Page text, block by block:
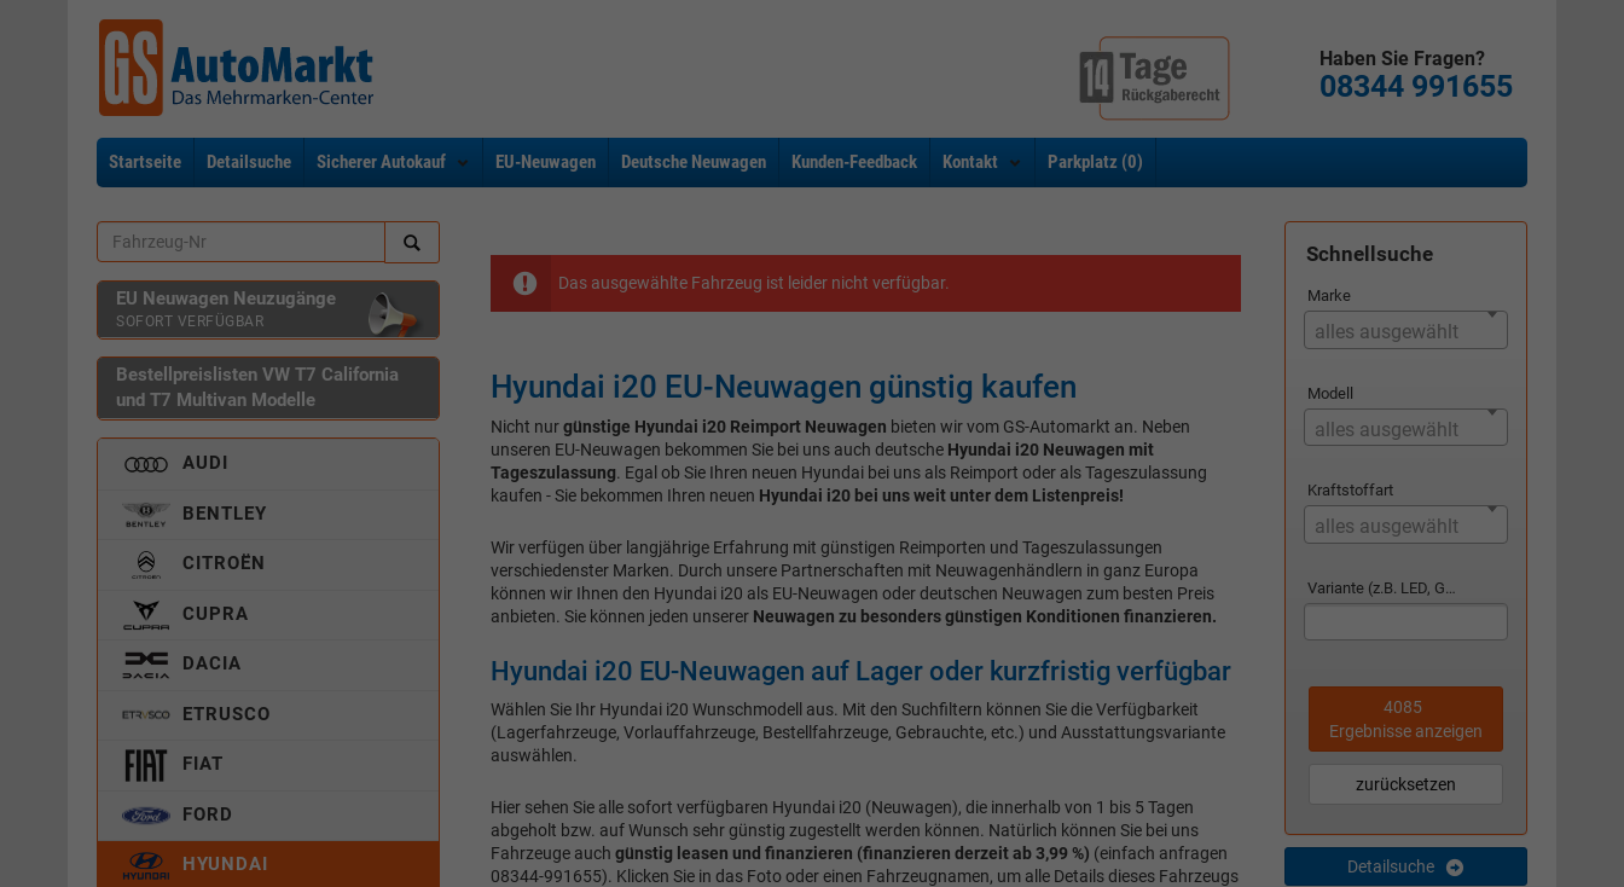
Haben Sie Fragen?
08344 991655
Startseite Detailsuche Sicherer Autokauf EU-Neuwagen Deutsche Neuwagen Kunden-Feedback Kontakt Parkplatz (0)
Das ausgewählte Fahrzeug ist leider nicht verfügbar.
Hyundai i20 EU-Neuwagen günstig kaufen
Nicht nurgünstige Hyundai i20 Reimport Neuwagen bieten wir vom GS-Automarkt an. Neben
unseren EU-Neuwagen bekommen Sie bei uns auch deutsche Hyundai i20 Neuwagen mit
Tageszulassung. Egal ob Sie Ihren neuen Hyundai bei uns als Reimport oder als Tageszulassung
kaufen - Sie bekommen Ihren neuen Hyundai i20 bei uns weit unter dem Listenpreis!
Wir verfügen über langjährige Erfahrung mit günstigen Reimporten und Tageszulassungen
verschiedenster Marken. Durch unsere Partnerschaften mit Neuwagenhändlern in ganz Europa
können wir Ihnen den Hyundai i20 als EU-Neuwagen oder deutschen Neuwagen zum besten Preis
anbieten. Sie können jeden unserer Neuwagen zu besonders günstigen Konditionen finanzieren.
Hyundai i20 EU-Neuwagen auf Lager oder kurzfristig verfügbar
Wählen Sie Ihr Hyundai i20 Wunschmodell aus. Mit den Suchfiltern können Sie die Verfügbarkeit
(Lagerfahrzeuge, Vorlauffahrzeuge, Bestellfahrzeuge, Gebrauchte, etc.) und Ausstattungsvariante
auswählen.
Hier sehen Sie alle sofort verfügbaren Hyundai i20 (Neuwagen), die innerhalb von 1 bis 5 Tagen
abgeholt bzw. auf Wunsch sehr günstig zugestellt werden können. Natürlich können Sie bei uns
Fahrzeuge auch günstig leasen und finanzieren (finanzieren derzeit ab 3,99 %) (einfach anfragen
08344-991655). Klicken Sie in das Foto oder einen Fahrzeugnamen, um alle Details dieses Fahrzeugs
EU Neuwagen Neuzugänge
SOFORT VERFÜGBAR
Bestellpreislisten VW T7 California
und T7 Multivan Modelle
AUDI
BENTLEY
CITROËN
CUPRA
DACIA
ETRUSCO
FIAT
FORD
HYUNDAI
Schnellsuche
Marke
alles ausgewählt
Modell
alles ausgewählt
Kraftstoffart
alles ausgewählt
Variante (z.B. LED, GTI, Facelift...)
4085
Ergebnisse anzeigen
zurücksetzen
Detailsuche